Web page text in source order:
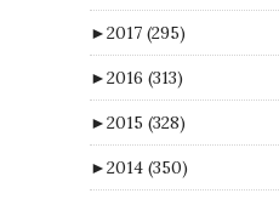
►2017 (295)
►2016 (313)
►2015 (328)
►2014 (350)